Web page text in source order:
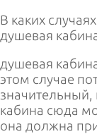
В каких
душевая
душевая
этом случае
значительный,
кабина сюда
она должна